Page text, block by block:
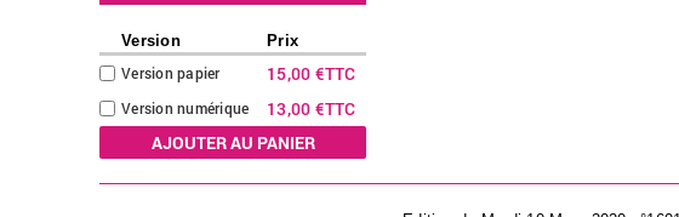
Version Prix
Version papier 15,00 €TTC
Version numérique 13,00 €TTC